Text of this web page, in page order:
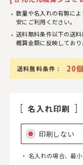
数量や名入れの有無に
安にご利用ください。
送料無料条件以下の送料
概算金額に反映しており
送料無料条件 : 20
名入れ印刷
印刷しない
名入れの場合、最小